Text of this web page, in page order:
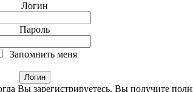
Логин
Пароль
Запомнить меня
Вы зарегистрируетесь, Вы получите